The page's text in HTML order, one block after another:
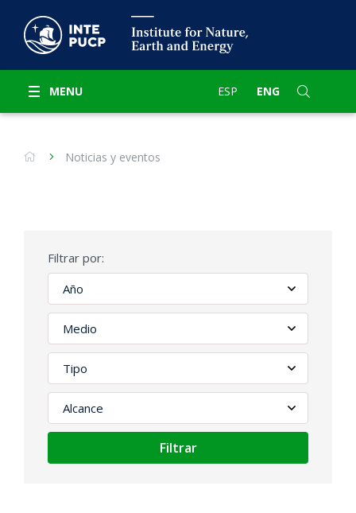
MENU ESP ENG
Noticias y eventos
Filtrar por:
Filtrar